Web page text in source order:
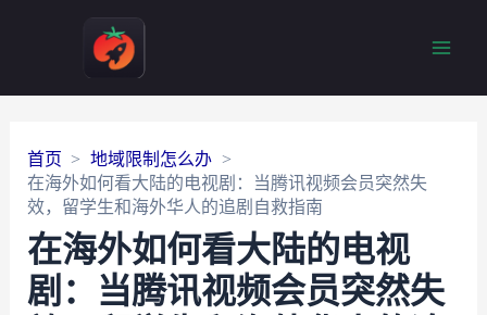
首页
地域限制怎么办
在海外如何看大陆的电视剧：当腾讯视频会员突然失
效，留学生和海外华人的追剧自救指南
在海外如何看大陆的电视
剧：当腾讯视频会员突然失